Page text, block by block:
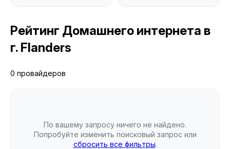
Рейтинг Домашнего интернета в
г. Flanders
0 провайдеров
По вашему запросу ничего не найдено.
Попробуйте изменить поисковый запрос или
сбросить все фильтры.